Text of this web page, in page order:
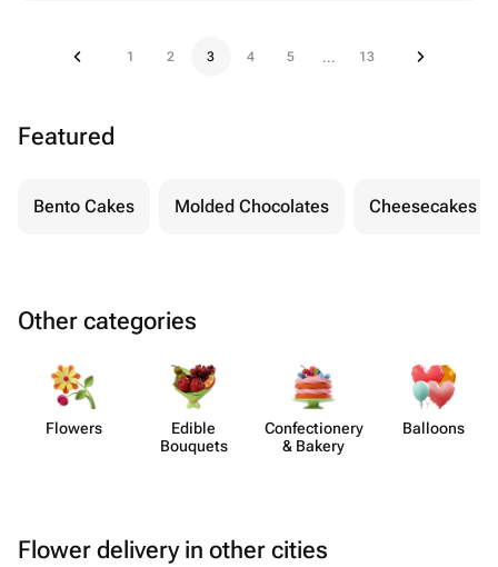
1 2 3 4 5 ... 13
Featured
Bento Cakes Molded Chocolates Cheesecakes
Other categories
Flowers
Edible
Bouquets
Confect​ionery
& Bakery
Balloons
Flower delivery in other cities